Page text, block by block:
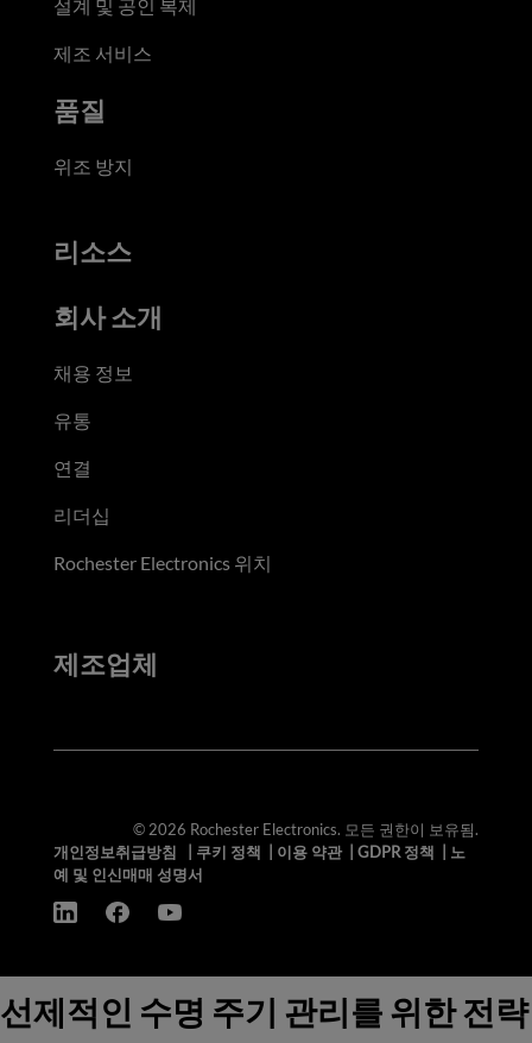
설계 및 공인 복제
제조 서비스
품질
위조 방지
리소스
회사 소개
채용 정보
유통
연결
리더십
Rochester Electronics 위치
제조업체
© 2026 Rochester Electronics. 모든 권한이 보유됨.
개인정보취급방침
쿠키 정책 이용 약관| GDPR 정책
노
예 및 인신매매 성명서
선제적인 수명 주기 관리를 위한 전략